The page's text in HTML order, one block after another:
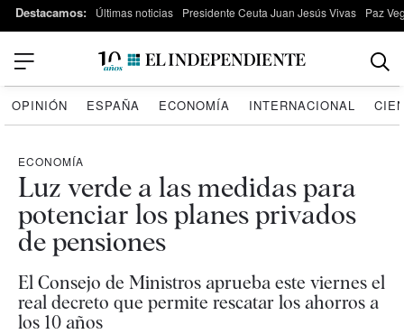
Destacamos: Últimas noticias Presidente Ceuta Juan Jesús Vivas Paz
OPINIÓN ESPAÑA ECONOMÍA INTERNACIONAL
ECONOMÍA
Luz verde a las medidas para
potenciar los planes privados
de pensiones
El Consejo de Ministros aprueba este viernes el
real decreto que permite rescatar los ahorros a
los 10 años